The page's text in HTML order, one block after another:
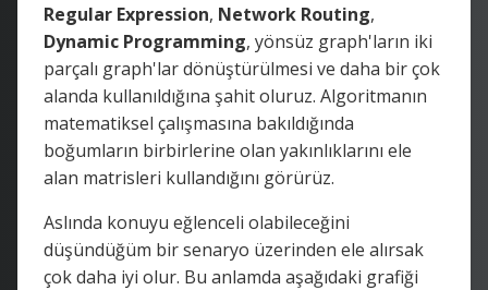
Regular Expression, Network Routing,
Dynamic Programming, yönsüz graph'ların iki
parçalı graph'lar dönüştürülmesi ve daha bir çok
alanda kullanıldığına şahit oluruz. Algoritmanın
matematiksel çalışmasına bakıldığında
boğumların birbirlerine olan yakınlıklarını ele
alan matrisleri kullandığını görürüz.
Aslında konuyu eğlenceli olabileceğini
düşündüğüm bir senaryo üzerinden ele alırsak
çok daha iyi olur. Bu anlamda aşağıdaki grafiği